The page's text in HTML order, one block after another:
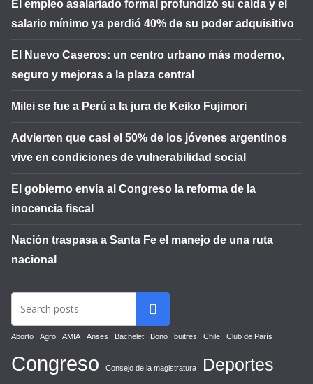
El empleo asalariado formal profundizó su caída y el
salario mínimo ya perdió 40% de su poder adquisitivo
El Nuevo Caseros: un centro urbano más moderno,
seguro y mejoras a la plaza central
Milei se fue a Perú a la jura de Keiko Fujimori
Advierten que casi el 50% de los jóvenes argentinos
vive en condiciones de vulnerabilidad social
El gobierno envía al Congreso la reforma de la
inocencia fiscal
Nación traspasa a Santa Fe el manejo de una ruta
nacional
Aborto Agro AMIA Anses Bachelet Bono buitres Chile Club de París
Congreso Consejo de la magistratura Deportes